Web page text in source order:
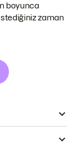
boyunca
zaman